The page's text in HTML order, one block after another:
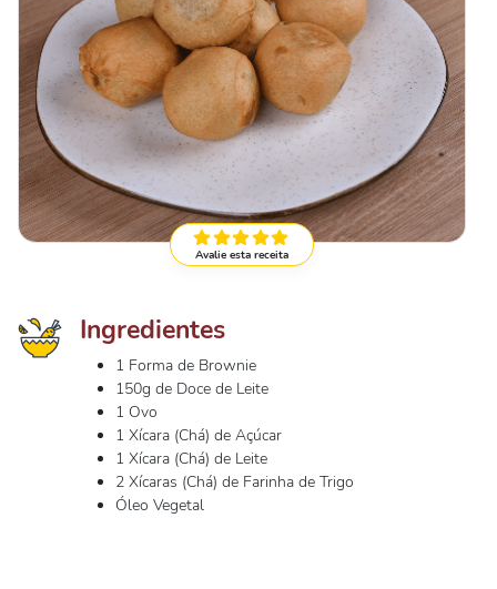
Avalie esta receita
Ingredientes
1 Forma de Brownie
150g de Doce de Leite
1 Ovo
1 Xícara (Chá) de Açúcar
1 Xícara (Chá) de Leite
2 Xícaras (Chá) de Farinha de Trigo
Óleo Vegetal